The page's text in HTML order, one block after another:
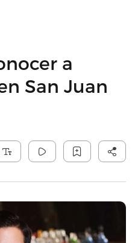
a
San Juan